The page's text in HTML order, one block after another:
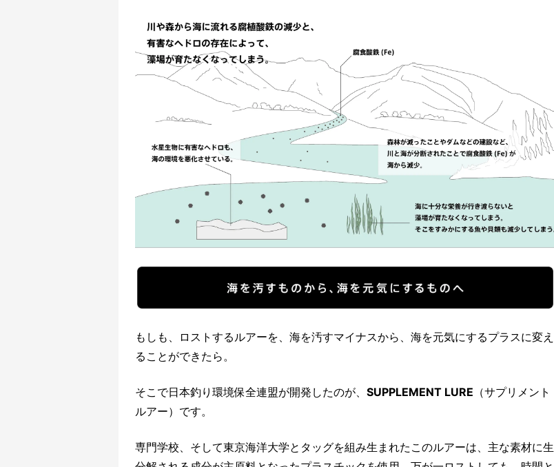
もしも、ロストするルアーを、海を汚すマイナスから、海を元気にするプラスに変え
ることができたら。
そこで日本釣り環境保全連盟が開発したのが、 SUPPLEMENT LURE （サプリメント
ルアー）です。
専門学校、そして東京海洋大学とタッグを組み生まれたこのルアーは、主な素材に生